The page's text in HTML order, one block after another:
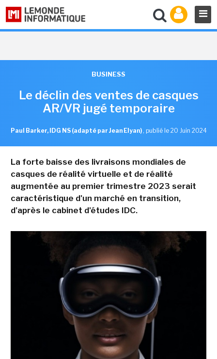
BUSINESS
Le déclin des ventes de casques
AR/VR jugé temporaire
Paul Barker, IDG NS (adapté par Jean Elyan) , publié le 20 Juin 2024
La forte baisse des livraisons mondiales de
casques de réalité virtuelle et de réalité
augmentée au premier trimestre 2023 serait
caractéristique d'un marché en transition,
d'après le cabinet d'études IDC.